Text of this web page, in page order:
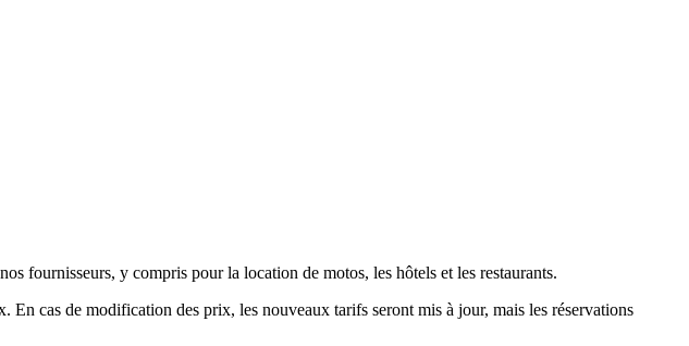
fournisseurs, y compris pour la location de motos, les hôtels et les restaurants.
En cas de modification des prix, les nouveaux tarifs seront mis à jour, mais les réservations